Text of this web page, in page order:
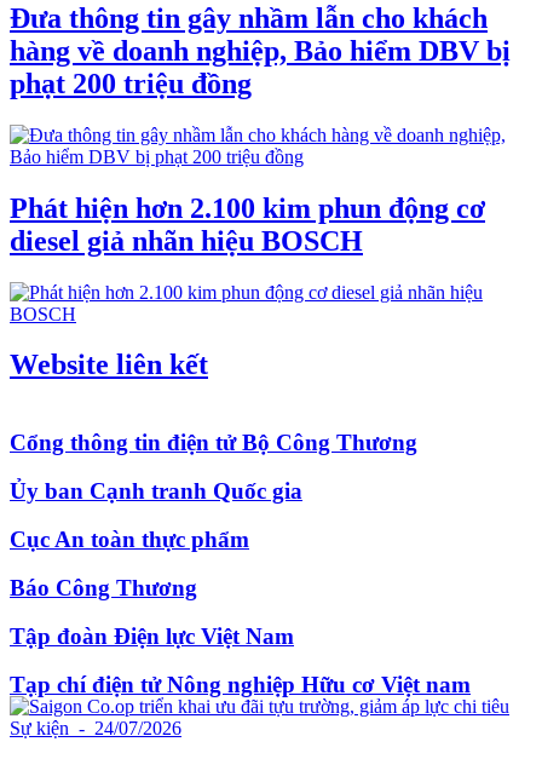
Đưa thông tin gây nhầm lẫn cho khách
hàng về doanh nghiệp, Bảo hiểm DBV bị
phạt 200 triệu đồng
Phát hiện hơn 2.100 kim phun động cơ
diesel giả nhãn hiệu BOSCH
Website liên kết
Cổng thông tin điện tử Bộ Công Thương
Ủy ban Cạnh tranh Quốc gia
Cục An toàn thực phẩm
Báo Công Thương
Tập đoàn Điện lực Việt Nam
Tạp chí điện tử Nông nghiệp Hữu cơ Việt nam
Sự kiện - 24/07/2026